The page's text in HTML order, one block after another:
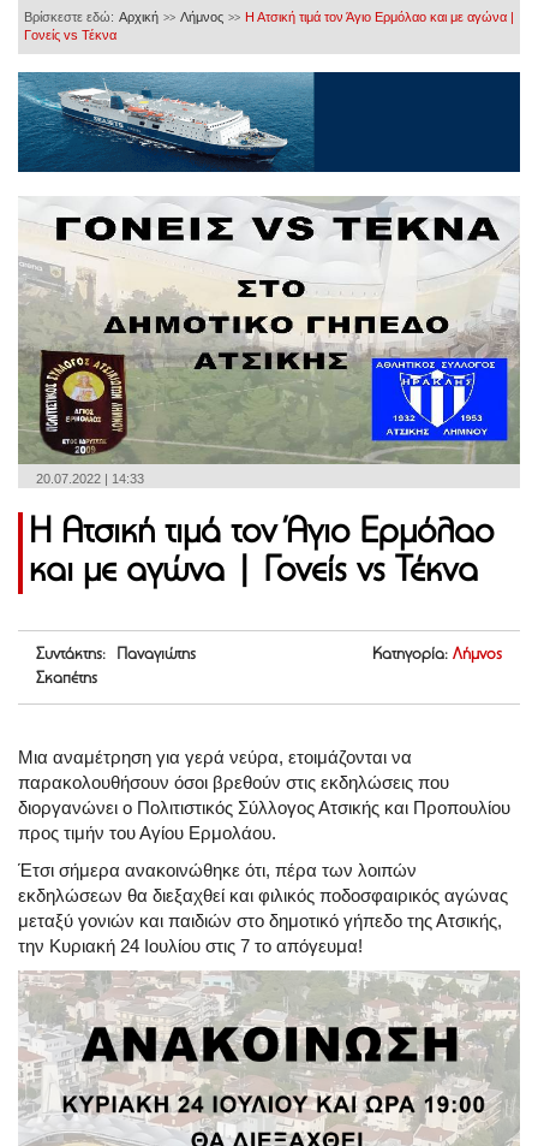
Βρίσκεστε εδώ: Αρχική >> Λήμνος >> Η Ατσική τιμά τον Άγιο Ερμόλαο και με αγώνα |
Γονείς vs Τέκνα
20.07.2022 | 14:33
Η Ατσική τιμά τον Άγιο Ερμόλαο
και με αγώνα | Γονείς vs Τέκνα
Συντάκτης: Παναγιώτης
Σκαπέτης
Κατηγορία: Λήμνος
Μια αναμέτρηση για γερά νεύρα, ετοιμάζονται να
παρακολουθήσουν όσοι βρεθούν στις εκδηλώσεις που
διοργανώνει ο Πολιτιστικός Σύλλογος Ατσικής και Προπουλίου
προς τιμήν του Αγίου Ερμολάου.
Έτσι σήμερα ανακοινώθηκε ότι, πέρα των λοιπών
εκδηλώσεων θα διεξαχθεί και φιλικός ποδοσφαιρικός αγώνας
μεταξύ γονιών και παιδιών στο δημοτικό γήπεδο της Ατσικής,
την Κυριακή 24 Ιουλίου στις 7 το απόγευμα!